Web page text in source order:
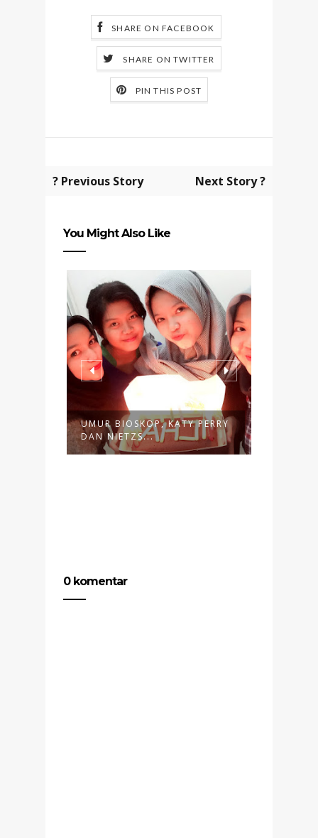
SHARE ON FACEBOOK
SHARE ON TWITTER
PIN THIS POST
? Previous Story Next Story ?
You Might Also Like
UMUR BIOSKOP, KATY PERRY
DAN NIETZS...
0 komentar